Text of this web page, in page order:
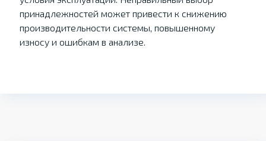
принадлежностей может привести к снижению
производительности системы, повышенному
износу и ошибкам в анализе.